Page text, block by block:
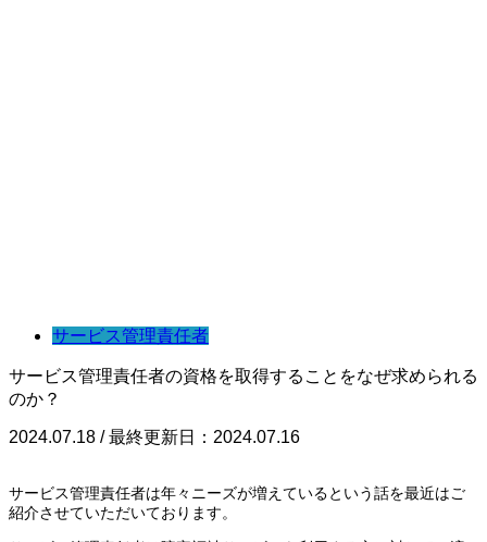
サービス管理責任者
サービス管理責任者の資格を取得することをなぜ求められる
のか？
2024.07.18 / 最終更新日：2024.07.16
サービス管理責任者は年々ニーズが増えているという話を最近はご
紹介させていただいております。